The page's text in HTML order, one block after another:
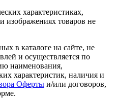
характеристиках,
изображениях товаров не
в каталоге на сайте, не
и осуществляется по
наименования,
характеристик, наличия и
Оферты и/или договоров,